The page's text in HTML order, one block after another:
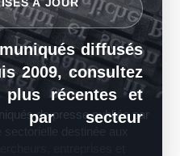
diffusés
2009, consultez
récentes et
par secteur
de presse publiée par
destinée aux
entreprises et